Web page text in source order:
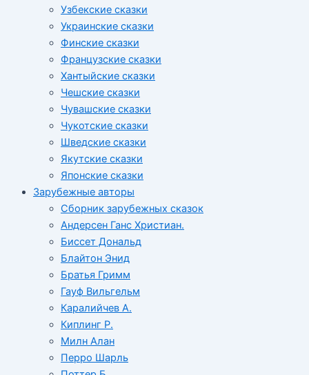
Узбекские сказки
Украинские сказки
Финские сказки
Французские сказки
Хантыйские сказки
Чешские сказки
Чувашские сказки
Чукотские сказки
Шведские сказки
Якутские сказки
Японские сказки
Зарубежные авторы
Сборник зарубежных сказок
Андерсен Ганс Христиан.
Биссет Дональд
Блайтон Энид
Братья Гримм
Гауф Вильгельм
Каралийчев А.
Киплинг Р.
Милн Алан
Перро Шарль